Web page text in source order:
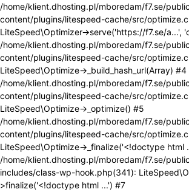
/home/klient.dhosting.pl/mboredam/f7.se/
content/plugins/litespeed-cache/src/
LiteSpeed\Optimizer->serve('https://f7.se/a...',
/home/klient.dhosting.pl/mboredam/f7.se/
content/plugins/litespeed-cache/src/
LiteSpeed\Optimize->_build_hash_url(Array) #4
/home/klient.dhosting.pl/mboredam/f7.se/
content/plugins/litespeed-cache/src/
LiteSpeed\Optimize->_optimize() #5
/home/klient.dhosting.pl/mboredam/f7.se/
content/plugins/litespeed-cache/src/
LiteSpeed\Optimize->_finalize('<!doctype html
/home/klient.dhosting.pl/mboredam/f7.se/
includes/class-wp-hook.php(341):
>finalize('<!doctype html ...') #7